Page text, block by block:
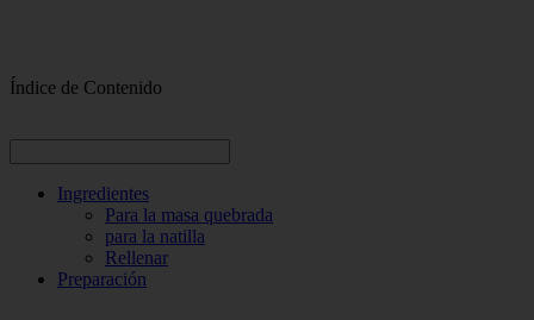
Índice de Contenido
Ingredientes
Para la masa quebrada
para la natilla
Rellenar
Preparación